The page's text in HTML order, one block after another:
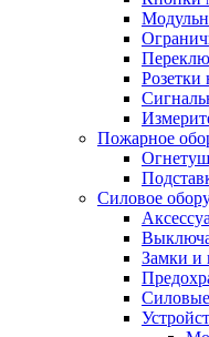
Розетки
Пожарное
Силовое
Замки и